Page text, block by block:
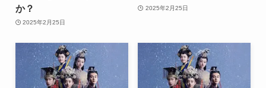
か？
2025年2月25日
2025年2月25日